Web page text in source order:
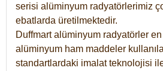
serisi alüminyum radyatörlerimiz
ebatlarda üretilmektedir.
Duffmart alüminyum radyatörler
alüminyum ham maddeler
standartlardaki imalat teknolojisi